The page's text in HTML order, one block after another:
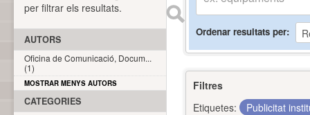
Ordenar resultats per
Filtres
Etiquetes:
Publicitat
per filtrar els resultats.
AUTORS
Oficina de Comunicació, Docum...
(1)
MOSTRAR MENYS AUTORS
CATEGORIES